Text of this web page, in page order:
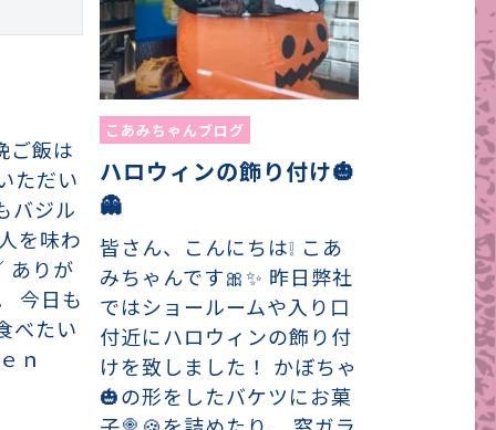
ご飯は
ただい
バジル
を味わ
ありが
今日も
べたい
ｎ
こあみちゃんブログ
ハロウィンの飾り付け🎃
👻
皆さん、こんにちは❕ こあ
みちゃんです🎀✨ 昨日弊社
ではショールームや入り口
付近にハロウィンの飾り付
けを致しました！ かぼちゃ
🎃の形をしたバケツにお菓